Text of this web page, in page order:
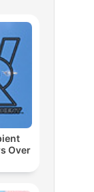
Over